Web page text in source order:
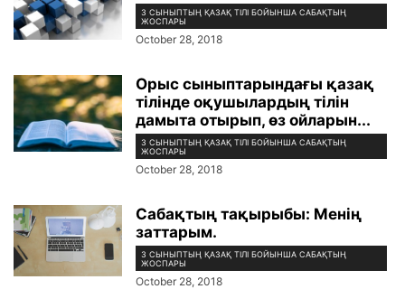
3 СЫНЫПТЫҢ ҚАЗАҚ ТІЛІ БОЙЫНША САБАҚТЫҢ
ЖОСПАРЫ
October 28, 2018
Орыс сыныптарындағы қазақ
тілінде оқушылардың тілін
дамыта отырып, өз ойларын...
3 СЫНЫПТЫҢ ҚАЗАҚ ТІЛІ БОЙЫНША САБАҚТЫҢ
ЖОСПАРЫ
October 28, 2018
Сабақтың тақырыбы: Менің
заттарым.
3 СЫНЫПТЫҢ ҚАЗАҚ ТІЛІ БОЙЫНША САБАҚТЫҢ
ЖОСПАРЫ
October 28, 2018